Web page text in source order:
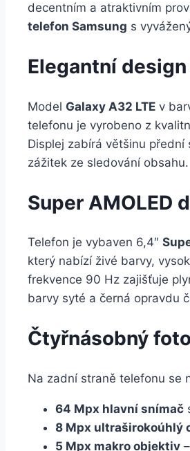
decentním a atraktivním
telefon Samsung s
Elegantní
Model Galaxy A32 LTE v
telefonu je vyrobeno z
Displej zabírá většinu
zážitek ze sledování obsahu.
Super AMOLED
Telefon je vybaven 6,4″
který nabízí živé barvy,
frekvence 90 Hz zajišťuje
barvy syté a černá opravdu
Čtyřnásobný
Na zadní straně telefonu se
64 Mpx hlavní snímač
8 Mpx ultraširokoúhlý
5 Mpx makro objektiv